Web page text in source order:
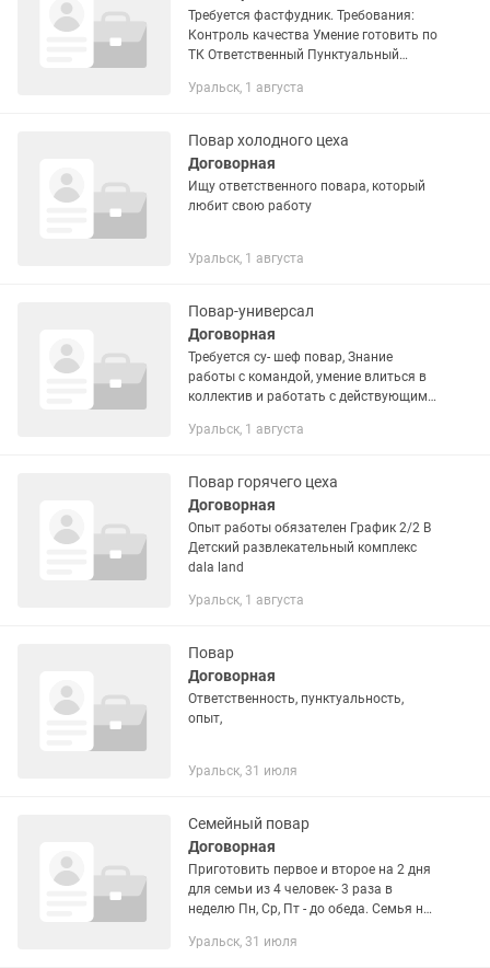
Требуется фастфудник. Требования:
Контроль качества Умение готовить по
ТК Ответственный Пунктуальный
20:00- 08:00
Уральск, 1 августа
Повар холодного цеха
Договорная
Ищу ответственного повара, который
любит свою работу
Уральск, 1 августа
Повар-универсал
Договорная
Требуется су- шеф повар, Знание
работы с командой, умение влиться в
коллектив и работать с действующим
ответственность , график 2/2 , или 5/2,
Уральск, 1 августа
Повар горячего цеха
Договорная
Опыт работы обязателен График 2/2 В
Детский развлекательный комплекс
dala land
Уральск, 1 августа
Повар
Договорная
Ответственность, пунктуальность,
опыт,
Уральск, 31 июля
Семейный повар
Договорная
Приготовить первое и второе на 2 дня
для семьи из 4 человек- 3 раза в
неделю Пн, Ср, Пт - до обеда. Семья на
с минимум масла, можно
Уральск, 31 июля